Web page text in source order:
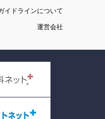
イドラインについて
運営会社